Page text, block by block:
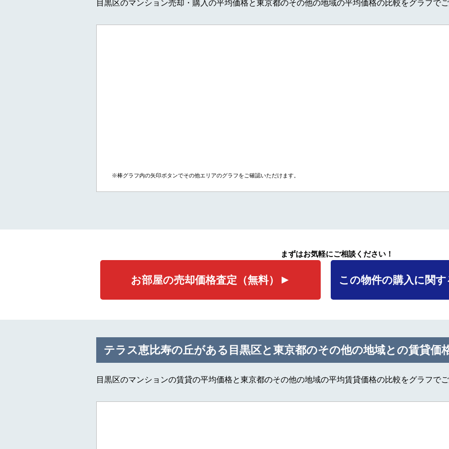
目黒区のマンション売却・購入の平均価格と東京都のその他の地域の平均価格の比較をグラフでご
※棒グラフ内の矢印ボタンでその他エリアのグラフをご確認いただけます。
まずはお気軽にご相談ください！
お部屋の売却価格査定 （無料） この物件の購入に関
テラス恵比寿の丘がある目黒区と東京都のその他の地域との賃貸価
目黒区のマンションの賃貸の平均価格と東京都のその他の地域の平均賃貸価格の比較をグラフでご